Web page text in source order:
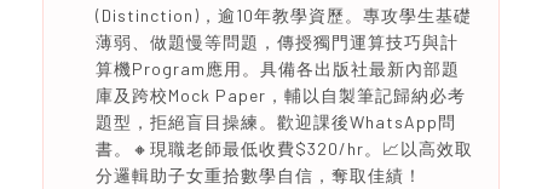
(Distinction)，逾10年教學資歷。專攻學生基礎
薄弱、做題慢等問題，傳授獨門運算技巧與計
算機Program應用。具備各出版社最新內部題
庫及跨校Mock Paper，輔以自製筆記歸納必考
題型，拒絕盲目操練。歡迎課後WhatsApp問
書。🔸現職老師最低收費$320/hr。📈以高效取
分邏輯助子女重拾數學自信，奪取佳績！